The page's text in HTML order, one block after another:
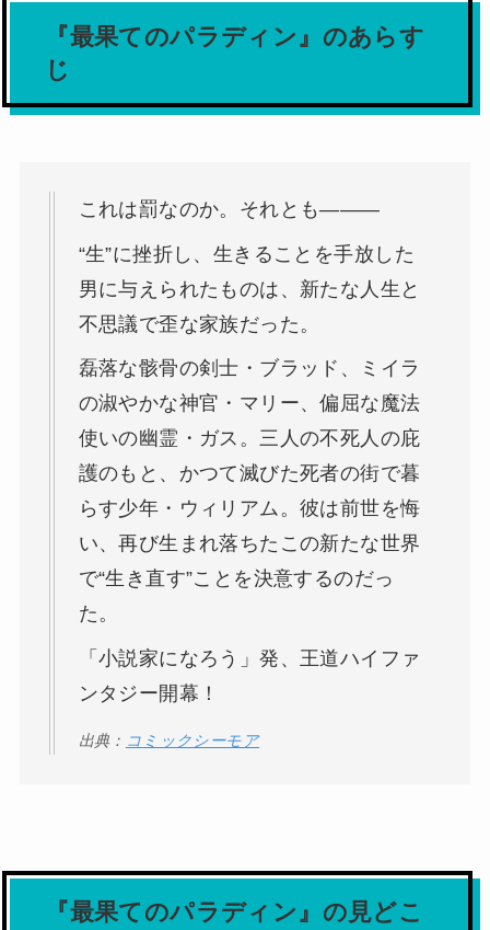
『最果てのパラディン』のあらす
じ
これは罰なのか。それとも―――
“生”に挫折し、生きることを手放した
男に与えられたものは、新たな人生と
不思議で歪な家族だった。
磊落な骸骨の剣士・ブラッド、ミイラ
の淑やかな神官・マリー、偏屈な魔法
使いの幽霊・ガス。三人の不死人の庇
護のもと、かつて滅びた死者の街で暮
らす少年・ウィリアム。彼は前世を悔
い、再び生まれ落ちたこの新たな世界
で“生き直す”ことを決意するのだっ
た。
「小説家になろう」発、王道ハイファ
ンタジー開幕！
出典： コミックシーモア
『最果てのパラディン』の見どこ